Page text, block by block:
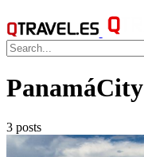
PanamáCity
3 posts